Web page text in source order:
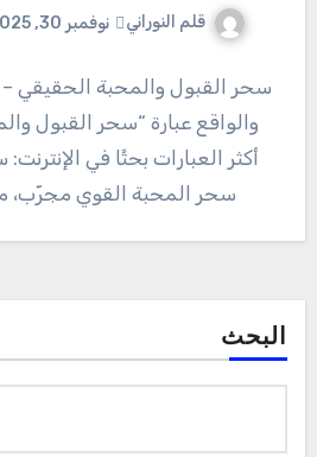
قلم النوراني نوفمبر 30, 2025
سحر القبول والمحبة الحقيقي –
والواقع عبارة “سحر القبول
أكثر العبارات بحثًا في
سحر المحبة القوي مجرّب،
البحث